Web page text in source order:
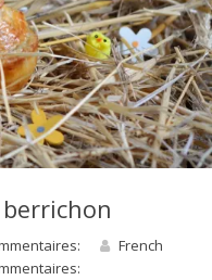
berrichon
French